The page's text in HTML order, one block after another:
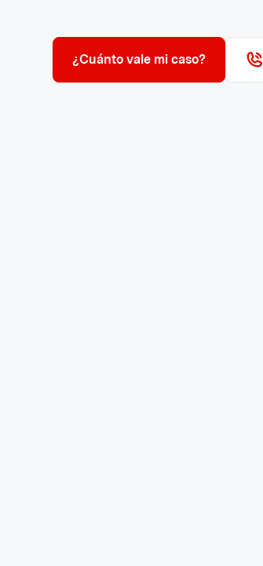
¿Cuánto vale mi caso?